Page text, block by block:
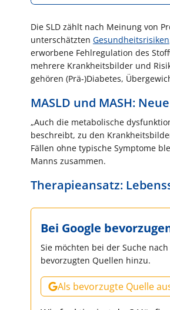
Die SLD zählt nach Meinung von
unterschätzten Gesundheitsrisiken
erworbene Fehlregulation des
mehrere Krankheitsbilder und
gehören (Prä-)Diabetes,
MASLD und MASH:
„Auch die metabolische
beschreibt, zu den
Fällen ohne typische Symptome
Manns zusammen.
Therapieansatz:
Bei Google
Sie möchten bei der Suche
bevorzugten Quellen hinzu.
Als bevorzugte Quelle